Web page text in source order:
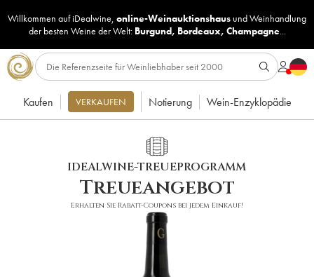
Willkommen auf iDealwine, online-Weinauktionshaus undWeinhandlung
der besten Weine der Welt: Burgund, Bordeaux, Champagne...
Kaufen VERKAUFEN Notierung Wein-Enzyklopädie
IDEALWINE-TREUEPROGRAMM
Treueangebot
Erhalten Sie Rabatt-Coupons bei jedem Einkauf!